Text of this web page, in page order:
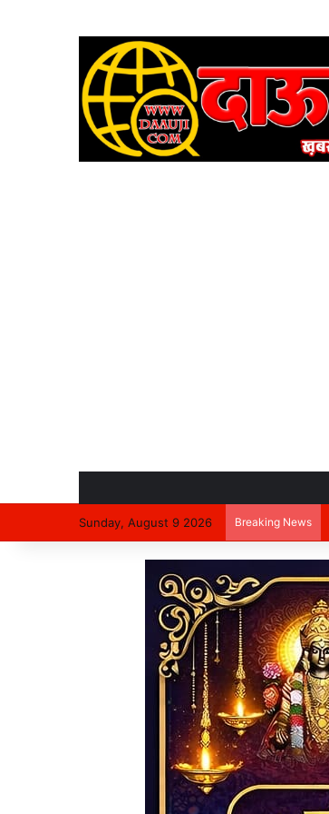
Sunday, August 9 2026 Breaking News